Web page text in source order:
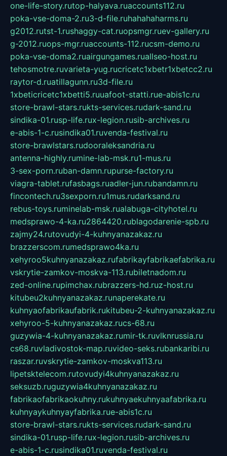
one-life-story.rutop-halyava.ruaccounts112.ru
poka-vse-doma-2.ru3-d-file.ruhahahaharms.ru
g2012.rutst-1.rushaggy-cat.ruopsmgr.ruev-gallery.ru
g-2012.ruops-mgr.ruaccounts-112.rucsm-demo.ru
poka-vse-doma2.ruairgungames.ruallseo-host.ru
tehosmotre.ruvarieta-yug.rucricetc1xbetr1xbetcc2.ru
raytor-d.ruatillagunn.ru3d-file.ru
1xbeticricetc1xbetti5.ruuafoot-statti.rue-abis1c.ru
store-brawl-stars.rukts-services.rudark-sand.ru
sindika-01.rusp-life.rux-legion.rusib-archives.ru
e-abis-1-c.rusindika01.ruvenda-festival.ru
store-brawlstars.rudooraleksandria.ru
antenna-highly.rumine-lab-msk.ru1-mus.ru
3-sex-porn.ruban-damn.rupurse-factory.ru
viagra-tablet.rufasbags.ruadler-jun.rubandamn.ru
fincontech.ru3sexporn.ru1mus.rudarksand.ru
rebus-toys.ruminelab-msk.rualabuga-cityhotel.ru
medsprawo-4-ka.ru2864420.rublagodarenie-spb.ru
zajmy24.rutovudyi-4-kuhnyanazakaz.ru
brazzerscom.rumedsprawo4ka.ru
xehyroo5kuhnyanazakaz.rufabrikayfabrikaefabrika.ru
vskrytie-zamkov-moskva-113.rubiletnadom.ru
zed-online.rupimchax.rubrazzers-hd.ruz-host.ru
kitubeu2kuhnyanazakaz.runaperekate.ru
kuhnyaofabrikaufabrik.rukitubeu-2-kuhnyanazakaz.ru
xehyroo-5-kuhnyanazakaz.rucs-68.ru
guzywia-4-kuhnyanazakaz.rumir-tk.ruvlknrussia.ru
cs68.ruvladivostok-map.ruvideo-seks.rubankaribi.ru
raszar.ruvskrytie-zamkov-moskva113.ru
lipetsktelecom.rutovudyi4kuhnyanazakaz.ru
seksuzb.ruguzywia4kuhnyanazakaz.ru
fabrikaofabrikaokuhny.rukuhnyaekuhnyaafabrika.ru
kuhnyaykuhnyayfabrika.rue-abis1c.ru
store-brawl-stars.rukts-services.rudark-sand.ru
sindika-01.rusp-life.rux-legion.rusib-archives.ru
e-abis-1-c.rusindika01.ruvenda-festival.ru